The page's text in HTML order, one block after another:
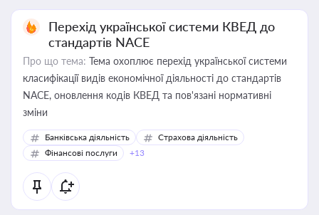
Перехід української системи КВЕД до
стандартів NACE
Про що тема: Тема охоплює перехід української системи
класифікації видів економічної діяльності до стандартів
NACE, оновлення кодів КВЕД та пов'язані нормативні
зміни
Банківська діяльність
Страхова діяльність
Фінансові послуги
+13